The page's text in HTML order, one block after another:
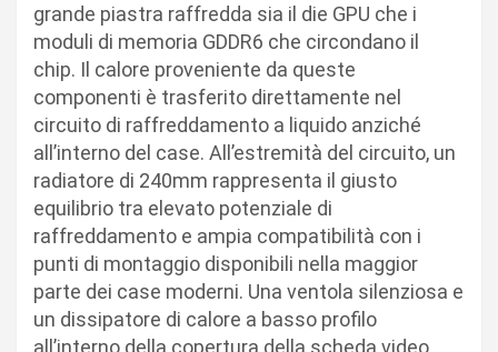
grande piastra raffredda sia il die GPU che i
moduli di memoria GDDR6 che circondano il
chip. Il calore proveniente da queste
componenti è trasferito direttamente nel
circuito di raffreddamento a liquido anziché
all’interno del case. All’estremità del circuito, un
radiatore di 240mm rappresenta il giusto
equilibrio tra elevato potenziale di
raffreddamento e ampia compatibilità con i
punti di montaggio disponibili nella maggior
parte dei case moderni. Una ventola silenziosa e
un dissipatore di calore a basso profilo
all’interno della copertura della scheda video